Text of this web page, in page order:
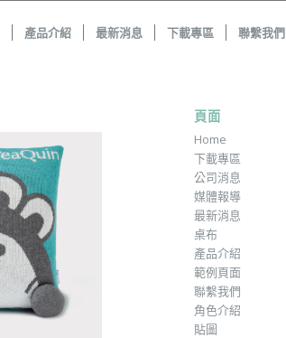
產品介紹 最新消息 下載專區 聯繫我們
頁面
Home
下載專區
公司消息
媒體報導
最新消息
桌布
產品介紹
範例頁面
聯繫我們
角色介紹
貼圖